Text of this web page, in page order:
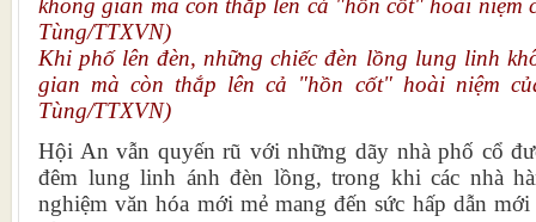
Khi phố lên đèn, những chiếc đèn lồng lung linh
gian mà còn thắp lên cả "hồn cốt" hoài niệm
Tùng/TTXVN)
Hội An vẫn quyến rũ với những dãy nhà phố cổ
đêm lung linh ánh đèn lồng, trong khi các nhà
nghiệm văn hóa mới mẻ mang đến sức hấp dẫn